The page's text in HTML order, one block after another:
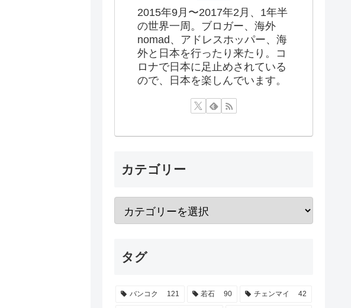
2015年9月〜2017年2月、1年半
の世界一周。ブロガー、海外
nomad、アドレスホッパー、海
外と日本を行ったり来たり。コ
ロナで日本に足止めされている
ので、日本を楽しんでいます。
カテゴリー
タグ
バンコク 121 若石 90 チェンマイ 42